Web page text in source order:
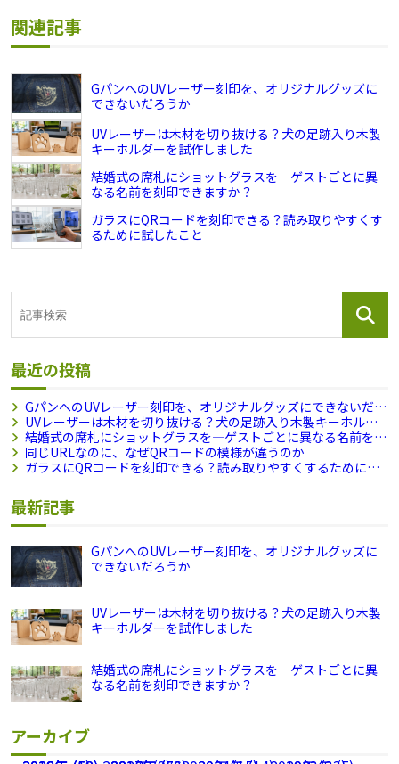
関連記事
GパンへのUVレーザー刻印を、オリジナルグッズに
できないだろうか
UVレーザーは木材を切り抜ける？犬の足跡入り木製
キーホルダーを試作しました
結婚式の席札にショットグラスを―ゲストごとに異
なる名前を刻印できますか？
ガラスにQRコードを刻印できる？読み取りやすくす
るために試したこと
最近の投稿
GパンへのUVレーザー刻印を、オリジナルグッズにできないだろ
うか
UVレーザーは木材を切り抜ける？犬の足跡入り木製キーホル
ダーを試作しました
結婚式の席札にショットグラスを―ゲストごとに異なる名前を刻
印できますか？
同じURLなのに、なぜQRコードの模様が違うのか
ガラスにQRコードを刻印できる？読み取りやすくするために試
最新記事
GパンへのUVレーザー刻印を、オリジナルグッズに
できないだろうか
UVレーザーは木材を切り抜ける？犬の足跡入り木製
キーホルダーを試作しました
結婚式の席札にショットグラスを―ゲストごとに異
なる名前を刻印できますか？
アーカイブ